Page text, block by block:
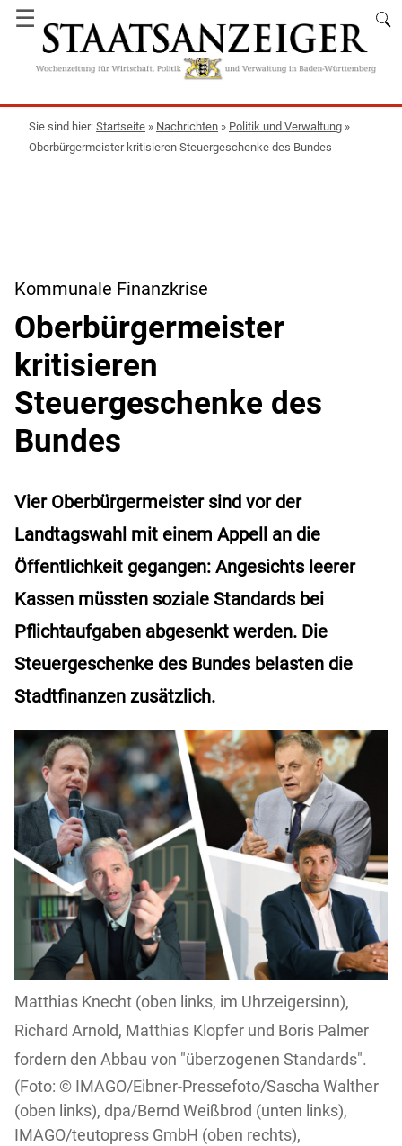
☰
Startseite » Nachrichten » Politik und Verwaltung »
Oberbürgermeister kritisieren Steuergeschenke des Bundes
Kommunale Finanzkrise
Oberbürgermeister
kritisieren
Steuergeschenke des
Bundes
Vier Oberbürgermeister sind vor der
Landtagswahl mit einem Appell an die
Öffentlichkeit gegangen: Angesichts leerer
Kassen müssten soziale Standards bei
Pflichtaufgaben abgesenkt werden. Die
Steuergeschenke des Bundes belasten die
Stadtfinanzen zusätzlich.
Matthias Knecht (oben links, im Uhrzeigersinn),
Richard Arnold, Matthias Klopfer und Boris Palmer
fordern den Abbau von "überzogenen Standards".
IMAGO/Eibner-Pressefoto/Sascha Walther
(oben links), dpa/Bernd Weißbrod (unten links),
IMAGO/teutopress GmbH (oben rechts),